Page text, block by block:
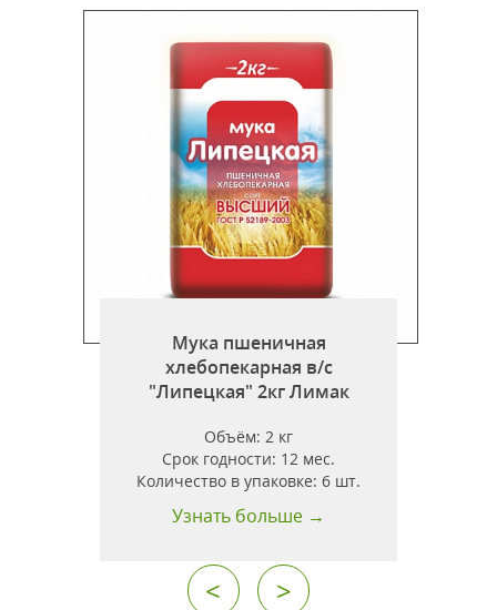
Мука пшеничная
хлебопекарная в/с
"Липецкая" 2кг Лимак
Объём:2 кг
Срок годности: 12 мес.
Количество в упаковке:6 шт.
Узнать больше →
< >